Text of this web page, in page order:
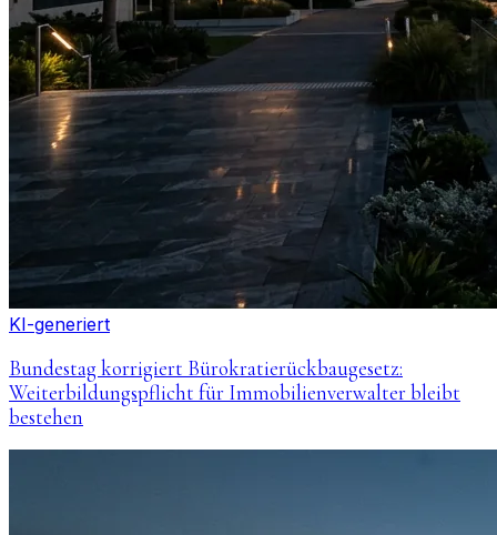
KI-generiert
Bundestag korrigiert Bürokratierückbaugesetz:
Weiterbildungspflicht für Immobilienverwalter bleibt
bestehen